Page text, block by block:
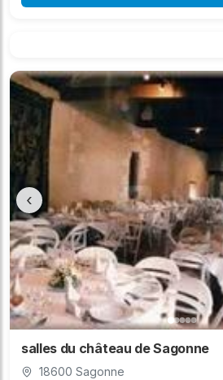
‹
salles du château de Sagonne
18600 Sagonne